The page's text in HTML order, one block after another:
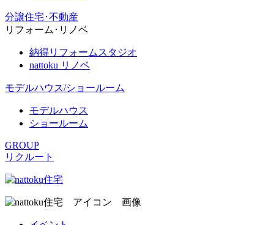
分譲住宅･不動産
リフォーム･リノベ
納得リフォームスタジオ
nattoku リノベ
モデルハウス/ショールーム
モデルハウス
ショールーム
GROUP
リクルート